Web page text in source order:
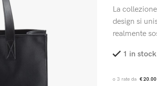
La
design si
realmente
1 in stock
€ 20.00